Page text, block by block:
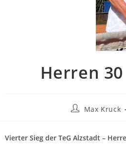
Herren
Beitrags-
Max Kruck
Vierter Sieg der TeG Alzstadt –